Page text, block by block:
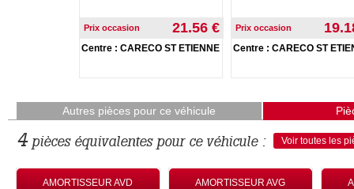
Prix occasion 21.56 €
Centre : CARECO ST ETIENNE
Prix occasion
Centre : CARECO ST
Autres pièces pour ce véhicule
4pièces équivalentes pour ce véhicule : Voir toutes les
AMORTISSEUR AVD AMORTISSEUR AVG